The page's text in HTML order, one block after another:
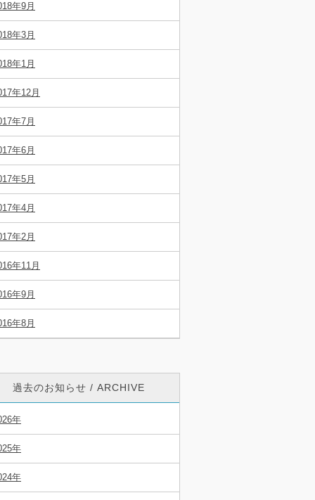
年9月
年3月
年1月
年12月
年7月
年6月
年5月
年4月
年2月
年11月
年9月
年8月
過去のお知らせ / ARCHIVE
年
年
年